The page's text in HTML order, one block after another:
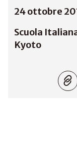
24 ottobre
Scuola
Kyoto
Copiato